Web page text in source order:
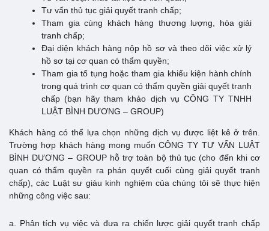
Tư vấn thủ tục giải quyết tranh chấp;
Tham gia cùng khách hàng thương lượng, hòa giải
tranh chấp;
Đại diện khách hàng nộp hồ sơ và theo dõi việc xử lý
hồ sơ tại cơ quan có thẩm quyền;
Tham gia tố tụng hoặc tham gia khiếu kiện hành chính
trong quá trình cơ quan có thẩm quyền giải quyết tranh
chấp (bạn hãy tham khảo dịch vụ CÔNG TY TNHH
LUẬT BÌNH DƯƠNG – GROUP)
Khách hàng có thể lựa chọn những dịch vụ được liệt kê ở trên.
Trường hợp khách hàng mong muốn CÔNG TY TƯ VẤN LUẬT
BÌNH DƯƠNG – GROUP hỗ trợ toàn bộ thủ tục (cho đến khi cơ
quan có thẩm quyền ra phán quyết cuối cùng giải quyết tranh
chấp), các Luật sư giàu kinh nghiệm của chúng tôi sẽ thực hiện
những công việc sau:
a. Phân tích vụ việc và đưa ra chiến lược giải quyết tranh chấp